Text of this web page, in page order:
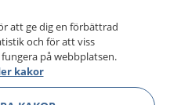
Visa
att ge dig en förbättrad
och för att viss
på webbplatsen.
kakor